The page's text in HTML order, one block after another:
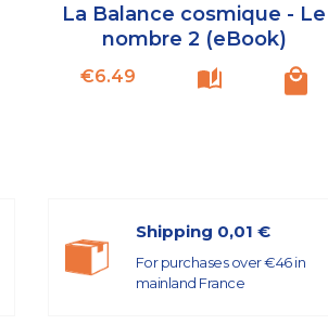
La Balance cosmique - Le
nombre 2 (eBook)
Price
€6.49
Shipping 0,01 €
For purchases over €46 in
mainland France